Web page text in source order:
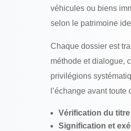
véhicules ou biens
selon le patrimoine
Chaque dossier est
méthode et dialogue,
privilégions
l’échange avant toute
Vérification du
Signification et